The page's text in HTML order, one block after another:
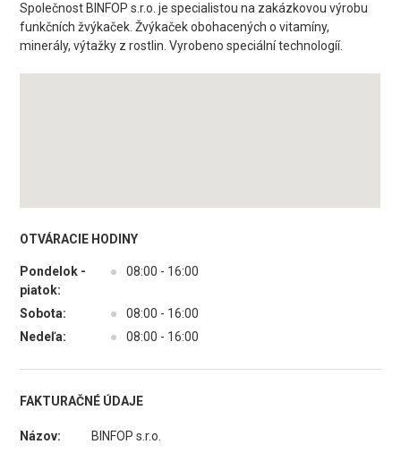
Společnost BINFOP s.r.o. je specialistou na zakázkovou výrobu
funkčních žvýkaček. Žvýkaček obohacených o vitamíny,
minerály, výtažky z rostlin. Vyrobeno speciální technologíí.
OTVÁRACIE HODINY
Pondelok -
piatok:
● 08:00 - 16:00
Sobota: ●
08:00 - 16:00
Nedeľa:
● 08:00 - 16:00
FAKTURAČNÉ ÚDAJE
Názov:
BINFOP s.r.o.